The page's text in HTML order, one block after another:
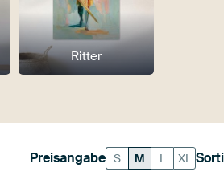
Ritter
Preisangabe S M L XL